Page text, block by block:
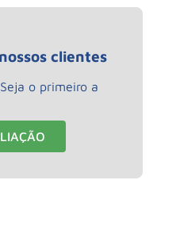
clientes
o primeiro a